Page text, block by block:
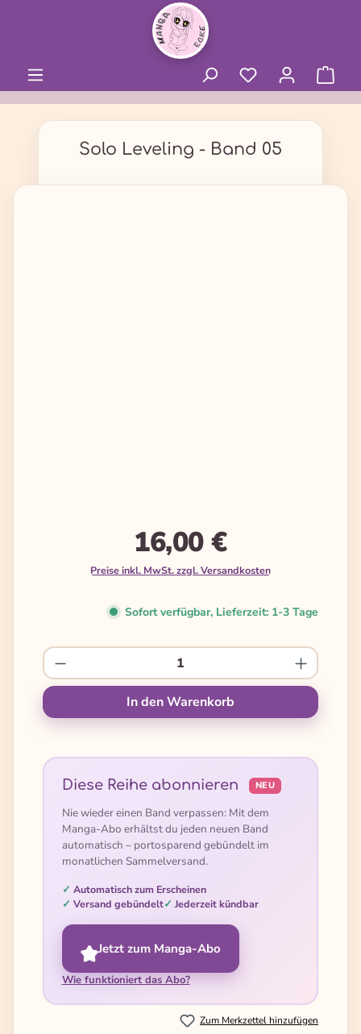
Solo Leveling - Band 05
16,00 €
Preise inkl. MwSt. zzgl. Versandkosten
Sofort verfügbar, Lieferzeit: 1-3 Tage
Produkt Anzahl: Gib den gewünschten
In den Warenkorb
Diese Reihe abonnieren NEU
Nie wieder einen Band verpassen: Mit dem
Manga-Abo erhältst du jeden neuen Band
automatisch – portosparend gebündelt im
monatlichen Sammelversand.
Automatisch zum Erscheinen
Versand gebündelt
Jederzeit kündbar
Jetzt zum Manga-Abo
Wie funktioniert das Abo?
Zum Merkzettel hinzufügen